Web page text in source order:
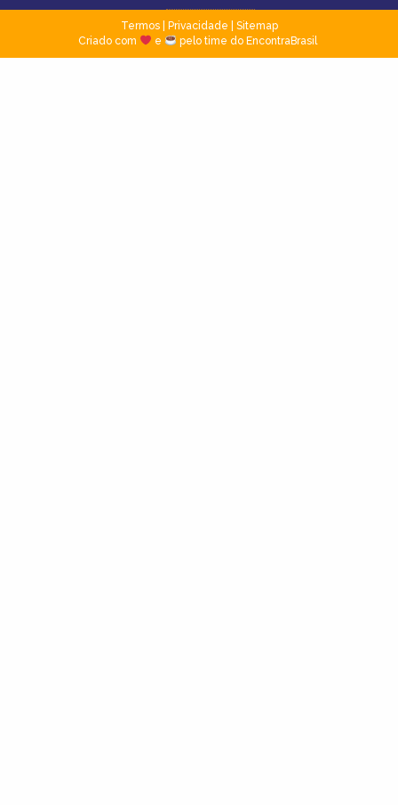
Termos| Privacidade
Sitemap
Criado com
e pelo time do EncontraBrasil